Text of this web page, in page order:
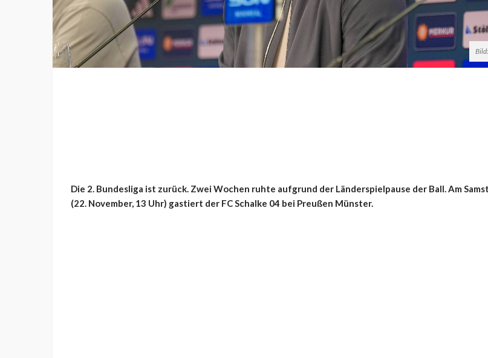
Die 2. Bundesliga ist zurück. Zwei Wochen ruhte aufgrund der Länderspielpause der Ball. Am
(22. November, 13 Uhr) gastiert der FC Schalke 04 bei Preußen Münster.